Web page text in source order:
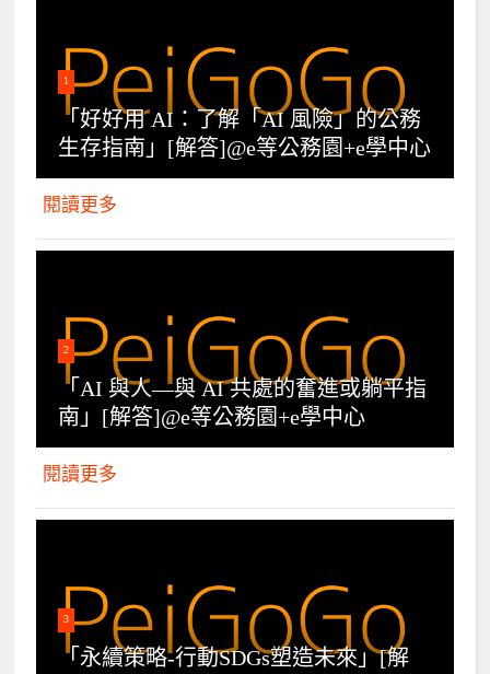
1
「好好用 AI：了解「AI 風險」的公務
生存指南」[解答]@e等公務園+e學中心
閱讀更多
2
「AI 與人—與 AI 共處的奮進或躺平指
南」[解答]@e等公務園+e學中心
閱讀更多
3
「永續策略-行動SDGs塑造未來」[解